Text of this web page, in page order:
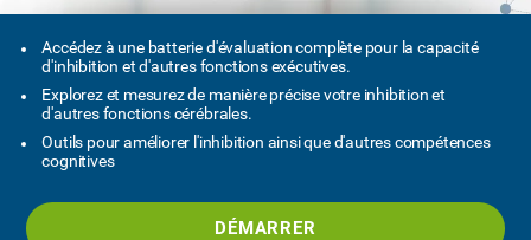
Accédez à une batterie d'évaluation complète pour la capacité
d'inhibition et d'autres fonctions exécutives.
Explorez et mesurez de manière précise votre inhibition et
d'autres fonctions cérébrales.
Outils pour améliorer l'inhibition ainsi que d'autres compétences
cognitives
DÉMARRER